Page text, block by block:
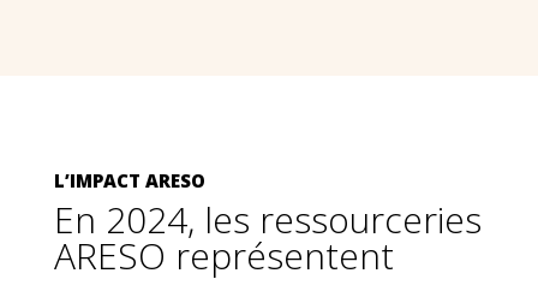
L’IMPACT ARESO
En 2024, les ressourceries
ARESO représentent